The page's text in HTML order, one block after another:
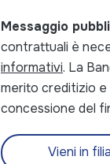
Messaggio
contrattuali è
informativi. La
merito creditizio e
concessione del
Vieni in